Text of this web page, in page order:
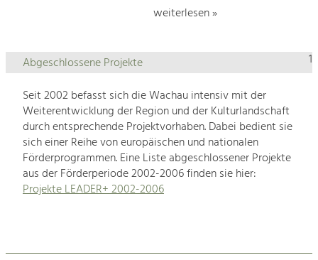
weiterlesen »
1
Abgeschlossene Projekte
Seit 2002 befasst sich die Wachau intensiv mit der
Weiterentwicklung der Region und der Kulturlandschaft
durch entsprechende Projektvorhaben. Dabei bedient sie
sich einer Reihe von europäischen und nationalen
Förderprogrammen. Eine Liste abgeschlossener Projekte
aus der Förderperiode 2002-2006 finden sie hier:
Projekte LEADER+ 2002-2006